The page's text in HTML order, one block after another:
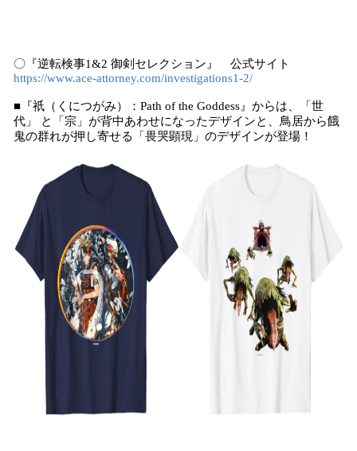
〇『逆転検事1&2 御剣セレクション』 公式サイト
https://www.ace-attorney.com/investigations1-2/
■『祇（くにつがみ）：Path of the Goddess』からは、「世
代」 と「宗」が背中あわせになったデザインと、鳥居から餓
鬼の群れが押し寄せる「畏哭顕現」のデザインが登場！